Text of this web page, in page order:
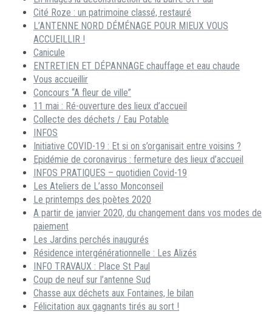
Cité Roze : un patrimoine classé, restauré
L’ANTENNE NORD DÉMÉNAGE POUR MIEUX VOUS
ACCUEILLIR !
Canicule
ENTRETIEN ET DÉPANNAGE chauffage et eau chaude
Vous accueillir
Concours “A fleur de ville”
11 mai : Ré-ouverture des lieux d’accueil
Collecte des déchets / Eau Potable
INFOS
Initiative COVID-19 : Et si on s’organisait entre voisins ?
Epidémie de coronavirus : fermeture des lieux d’accueil
INFOS PRATIQUES – quotidien Covid-19
Les Ateliers de L’asso Monconseil
Le printemps des poètes 2020
A partir de janvier 2020, du changement dans vos modes de
paiement
Les Jardins perchés inaugurés
Résidence intergénérationnelle : Les Alizés
INFO TRAVAUX : Place St Paul
Coup de neuf sur l’antenne Sud
Chasse aux déchets aux Fontaines, le bilan
Félicitation aux gagnants tirés au sort !